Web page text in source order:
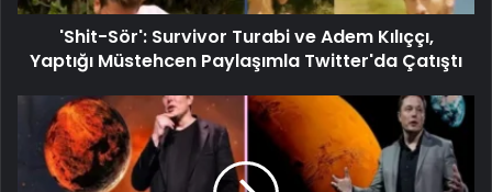
'Shit-Sör': Survivor Turabi ve Adem Kılıççı,
Yaptığı Müstehcen Paylaşımla Twitter'da Çatıştı